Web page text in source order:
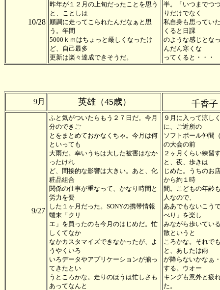
10/28
昨年が１２月の上旬だったことを思う
と、ことしは
順調に走ってこられたんだなぁと思
う。年間
5000ｋｍはちょっと厳しくなったけ
ど、自己最多
更新は楽々達成できそうだ。
半。「いつまでつ
りだけでなく
私自身も思ってい
くると日課
のような感じとな
んだん寒くな
ってくると・・・
9月 英雄（45歳） 千香子
9/27
ふと気がついたらもう２７日だ。今月
分のできご
とをまとめておかなくちゃ。今月は何
といっても
大雨だ。幸いうちは大した被害はなか
ったけれ
ど、間接的な影響は大きい。あと、化
粧品組合
関係の仕事が重なって、かなり時間と
労力を要
した１ヶ月だった。SONYの携帯情報
端末「クリ
エ」を買ったのも今月のはじめだ。忙
しくてなか
なかカスタマイズできなかったが、よ
うやくいろ
いろデータやアプリケーションが揃っ
てきたとい
うところかな。走りのほうは忙しさも
あってなんと
９月に入って涼し
に、ご近所の
ソフトボール仲間
の大会の前
２ヶ月くらい練習
と、夜、歩きは
じめた。うちのお
から約１時
間。こどもの年齢
人なので、
ああでもないこう
べり」を楽し
みながら歩いてい
散というと
ころかな。それで
と、あしたは雨
が降らないかなぁ
する。ウオー
キングも意外と疲
た。